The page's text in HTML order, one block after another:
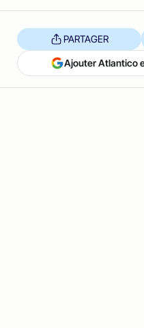
PARTAGER
Ajouter Atlantico